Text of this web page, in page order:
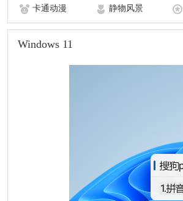
卡通动漫 静物风景
Windows 11